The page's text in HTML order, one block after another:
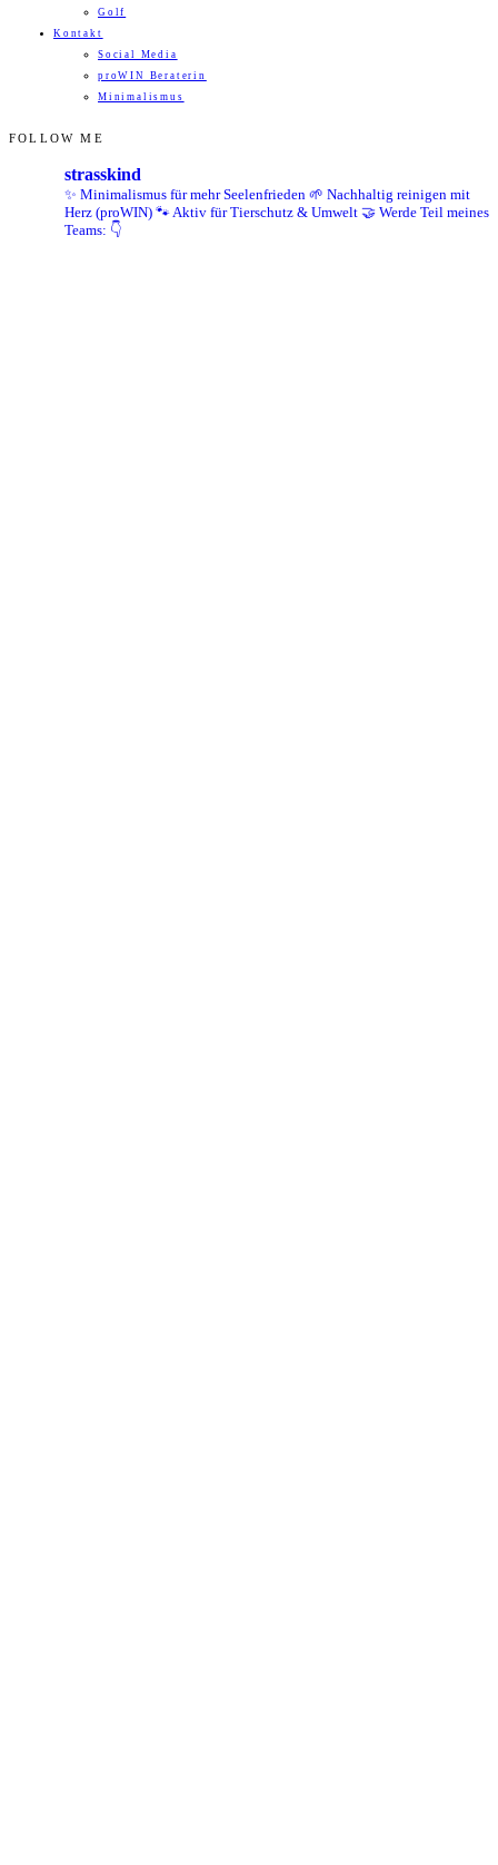
Golf
Kontakt
Social Media
proWIN Beraterin
Minimalismus
FOLLOW ME
strasskind
✨ Minimalismus für mehr Seelenfrieden 🌱 Nachhaltig reinigen mit
Herz (proWIN) 🐾 Aktiv für Tierschutz & Umwelt 🤝 Werde Teil meines
Teams: 👇